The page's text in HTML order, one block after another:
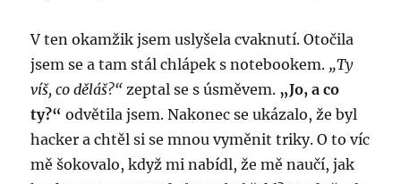
V ten okamžik jsem uslyšela cvaknutí. Otočila
jsem se a tam stál chlápek s notebookem. „Ty
víš, co děláš?“ zeptal se s úsměvem. „Jo, a co
ty?“ odvětila jsem. Nakonec se ukázalo, že byl
hacker a chtěl si se mnou vyměnit triky. O to víc
mě šokovalo, když mi nabídl, že mě naučí, jak